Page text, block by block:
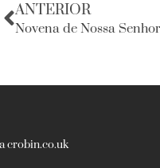
ANTERIOR
Novena de Nossa
crobin.co.uk